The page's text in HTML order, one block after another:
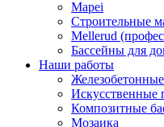
Mapei
Строительные
Mellerud
Бассейны для
Наши работы
Искусственные
Композитные
Мозаика